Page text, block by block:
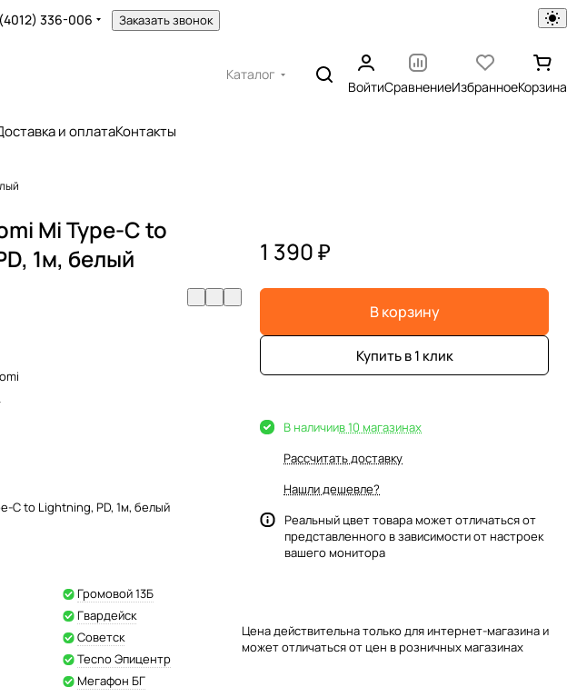
336-006 Заказать звонок
Каталог
ВойтиСравнениеИзбранноеКорзина
и оплатаКонтакты
Mi Type-C to
1м, белый
C to Lightning, PD, 1м, белый
Громовой 13Б
Гвардейск
Советск
Tecno Эпицентр
Мегафон БГ
1 390 ₽
В корзину
Купить в 1 клик
В наличиив 10 магазинах
Рассчитать доставку
Нашли дешевле?
Реальный цвет товара может отличаться от
представленного в зависимости от настроек
вашего монитора
Цена действительна только для интернет-магазина и
может отличаться от цен в розничных магазинах